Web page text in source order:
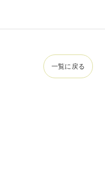
一覧に戻る